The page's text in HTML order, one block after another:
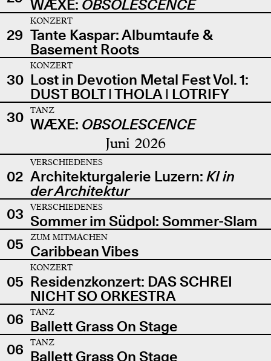
WÆXE: OBSOLESCENCE
29
KONZERT
Tante Kaspar: Albumtaufe &
Basement Roots
30
KONZERT
Lost in Devotion Metal Fest Vol. 1:
DUST BOLT | THOLA | LOTRIFY
30
TANZ
WÆXE: OBSOLESCENCE
Juni 2026
02
VERSCHIEDENES
Architekturgalerie Luzern: KI in
der Architektur
03
VERSCHIEDENES
Sommer im Südpol: Sommer-Slam
05
ZUM MITMACHEN
Caribbean Vibes
05
KONZERT
Residenzkonzert: DAS SCHREI
NICHT SO ORKESTRA
06
TANZ
Ballett Grass On Stage
06
TANZ
Ballett Grass On Stage